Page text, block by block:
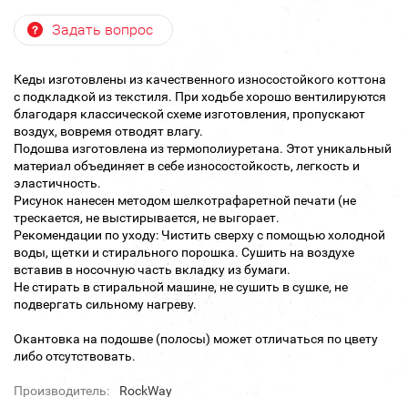
Задать вопрос
Кеды изготовлены из качественного износостойкого коттона
с подкладкой из текстиля. При ходьбе хорошо вентилируются
благодаря классической схеме изготовления, пропускают
воздух, вовремя отводят влагу.
Подошва изготовлена из термополиуретана. Этот уникальный
материал объединяет в себе износостойкость, легкость и
эластичность.
Рисунок нанесен методом шелкотрафаретной печати (не
трескается, не выстирывается, не выгорает.
Рекомендации по уходу: Чистить сверху с помощью холодной
воды, щетки и стирального порошка. Сушить на воздухе
вставив в носочную часть вкладку из бумаги.
Не стирать в стиральной машине, не сушить в сушке, не
подвергать сильному нагреву.
Окантовка на подошве (полосы) может отличаться по цвету
либо отсутствовать.
Производитель:
RockWay